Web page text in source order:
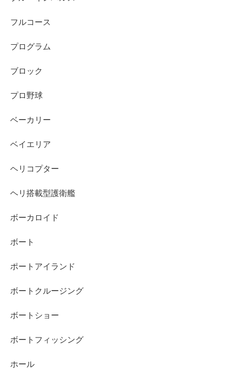
フルコース
プログラム
ブロック
プロ野球
ベーカリー
ベイエリア
ヘリコプター
ヘリ搭載型護衛艦
ボーカロイド
ボート
ポートアイランド
ボートクルージング
ボートショー
ボートフィッシング
ホール